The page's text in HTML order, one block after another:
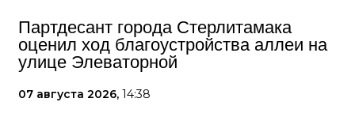
Партдесант города Стерлитамака
оценил ход благоустройства аллеи на
улице Элеваторной
07 августа 2026, 14:38